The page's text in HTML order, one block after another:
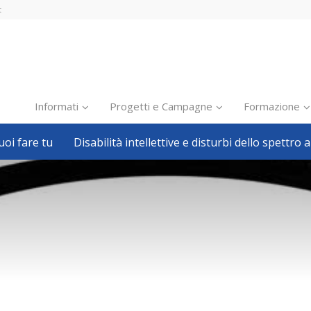
Informati
Inclusione scolastica
Inclusione lavorativa
Notizie dalla FISH
Progetti e Campagne Formazione
fare tu Disabilità intellettive e disturbi dello spettro